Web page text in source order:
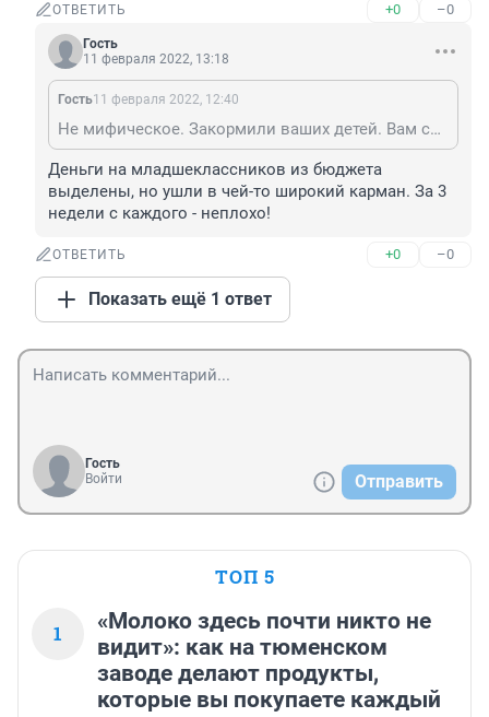
ОТВЕТИТЬ +0 –0
Гость
11 февраля 2022, 13:18
Гость11 февраля 2022, 12:40
Не мифическое. Закормили ваших детей. Вам самим то не стыдно?
Деньги на младшеклассников из бюджета
выделены, но ушли в чей-то широкий карман. За 3
недели с каждого - неплохо!
ОТВЕТИТЬ +0 –0
Показать ещё 1 ответ
Гость
Войти
Отправить
ТОП 5
1
«Молоко здесь почти никто не
видит»: как на тюменском
заводе делают продукты,
которые вы покупаете каждый